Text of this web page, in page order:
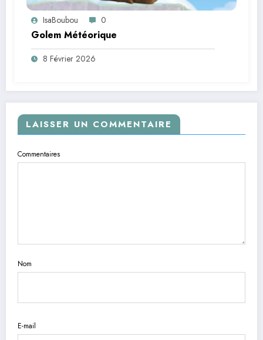
IsaBoubou 0
Golem Météorique
8 Février 2026
LAISSER UN COMMENTAIRE
Commentaires
Nom
E-mail